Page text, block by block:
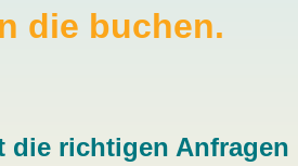
die buchen.
die richtigen Anfragen